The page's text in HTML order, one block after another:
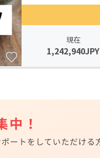
現在
1,242,940JPY